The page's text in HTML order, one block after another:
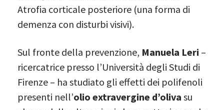
Atrofia corticale posteriore (una forma di
demenza con disturbi visivi).
Sul fronte della prevenzione, Manuela Leri –
ricercatrice presso l’Università degli Studi di
Firenze – ha studiato gli effetti dei polifenoli
presenti nell’olio extravergine d’oliva su